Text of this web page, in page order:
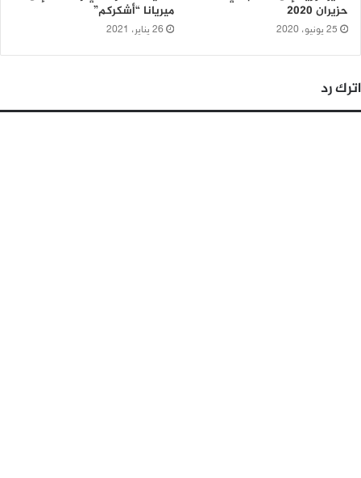
حزيران 2020
25 يونيو، 2020
ميريانا “أشكركم”
26 يناير، 2021
اترك رد